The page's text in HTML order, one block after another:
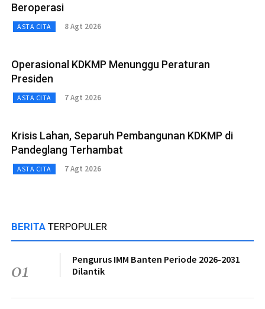
Beroperasi
ASTA CITA 8 Agt 2026
Operasional KDKMP Menunggu Peraturan
Presiden
ASTA CITA 7 Agt 2026
Krisis Lahan, Separuh Pembangunan KDKMP di
Pandeglang Terhambat
ASTA CITA 7 Agt 2026
BERITA TERPOPULER
01
Pengurus IMM Banten Periode 2026-2031
Dilantik